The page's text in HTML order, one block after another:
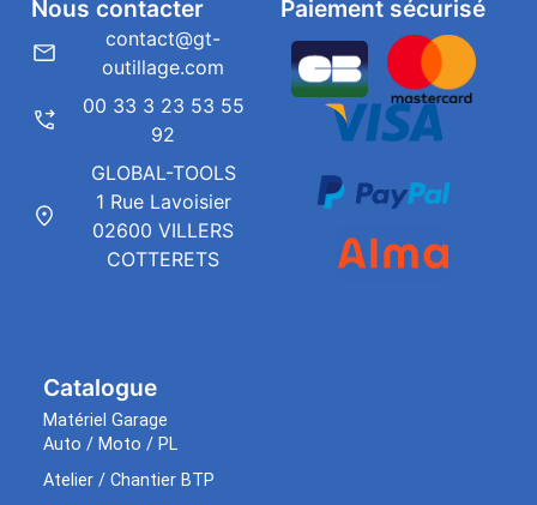
Catalogue
Matériel Garage
Auto / Moto / PL
Atelier / Chantier BTP
Paiement sécurisé
Nous contacter
contact@gt-
outillage.com
00 33 3 23 53 55
92
GLOBAL-TOOLS
1 Rue Lavoisier
02600 VILLERS
COTTERETS